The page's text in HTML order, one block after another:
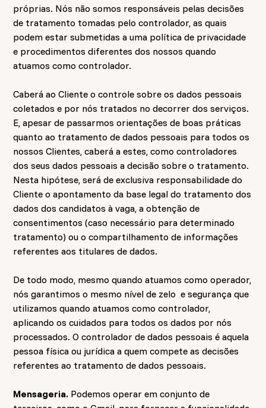
próprias. Nós não somos responsáveis pelas decisões
de tratamento tomadas pelo controlador, as quais
podem estar submetidas a uma política de privacidade
e procedimentos diferentes dos nossos quando
atuamos como controlador.
Caberá ao Cliente o controle sobre os dados pessoais
coletados e por nós tratados no decorrer dos serviços.
E, apesar de passarmos orientações de boas práticas
quanto ao tratamento de dados pessoais para todos os
nossos Clientes, caberá a estes, como controladores
dos seus dados pessoais a decisão sobre o tratamento.
Nesta hipótese, será de exclusiva responsabilidade do
Cliente o apontamento da base legal do tratamento dos
dados dos candidatos à vaga, a obtenção de
consentimentos (caso necessário para determinado
tratamento) ou o compartilhamento de informações
referentes aos titulares de dados.
De todo modo, mesmo quando atuamos como operador,
nós garantimos o mesmo nível de zelo e segurança que
utilizamos quando atuamos como controlador,
aplicando os cuidados para todos os dados por nós
processados. O controlador de dados pessoais é aquela
pessoa física ou jurídica a quem compete as decisões
referentes ao tratamento de dados pessoais.
Mensageria. Podemos operar em conjunto de